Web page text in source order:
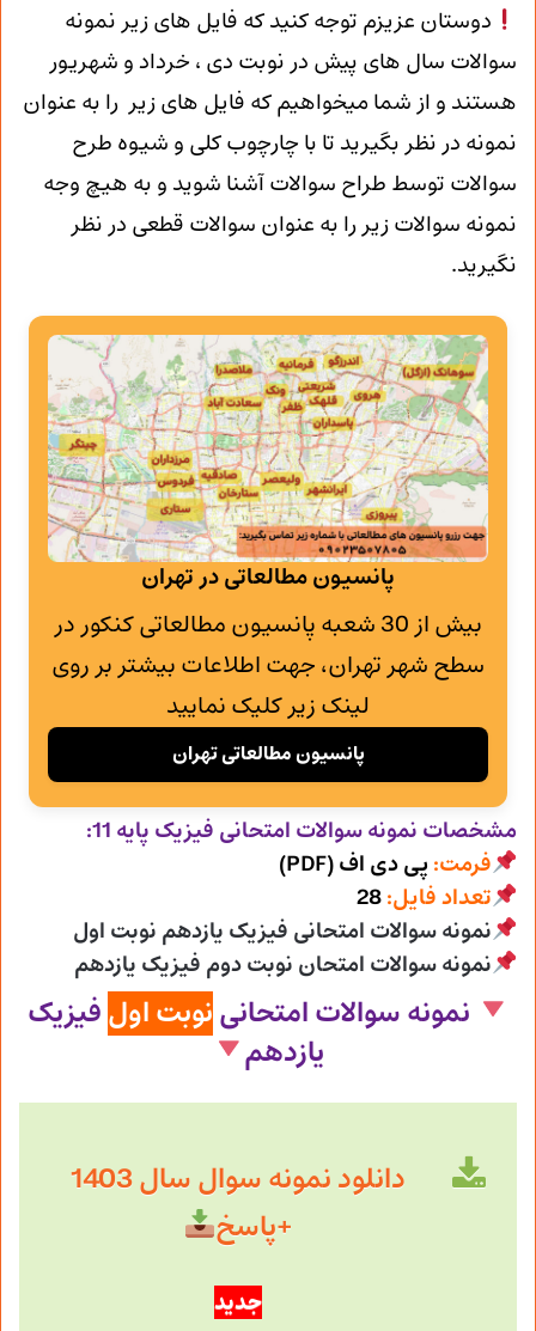
دوستان عزیزم توجه کنید که فایل های زیر نمونه
سوالات سال های پیش در نوبت دی ، خرداد و شهریور
هستند و از شما میخواهیم که فایل های زیر را به عنوان
نمونه در نظر بگیرید تا با چارچوب کلی و شیوه طرح
سوالات توسط طراح سوالات آشنا شوید و به هیچ وجه
نمونه سوالات زیر را به عنوان سوالات قطعی در نظر
نگیرید.
پانسیون مطالعاتی در تهران
بیش از 30 شعبه پانسیون مطالعاتی کنکور در
سطح شهر تهران، جهت اطلاعات بیشتر بر روی
لینک زیر کلیک نمایید
پانسیون مطالعاتی تهران
مشخصات نمونه سوالات امتحانی فیزیک پایه 11:
فرمت: پی دی اف (PDF)
تعداد فایل:28
نمونه سوالات امتحانی فیزیک یازدهم نوبت اول
نمونه سوالات امتحان نوبت دوم فیزیک یازدهم
نمونه سوالات امتحانینوبت اولفیزیک
یازدهم
دانلود نمونه سوال سال 1403
+پاسخ
جدید